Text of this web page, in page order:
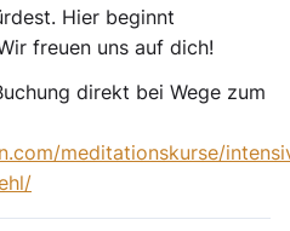
Hier beginnt
freuen uns auf dich!
direkt bei Wege zum
meditationskurse/